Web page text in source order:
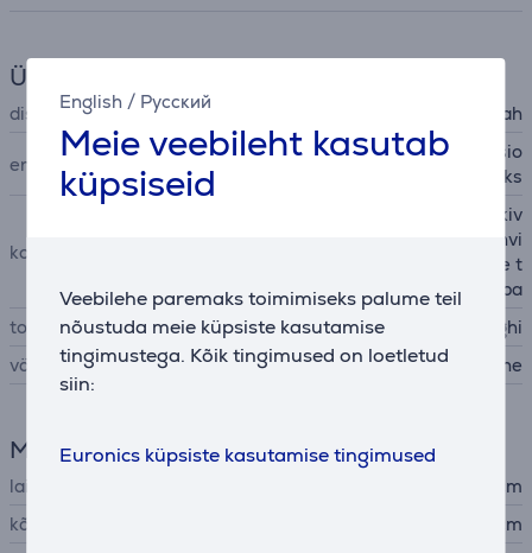
English / Русский
Meie veebileht kasutab
küpsiseid
Veebilehe paremaks toimimiseks palume teil
nõustuda meie küpsiste kasutamise
tingimustega. Kõik tingimused on loetletud
siin:
Euronics küpsiste kasutamise tingimused
Üldine parameeter
displei Jah
eriomadused
LatteCrema Hot, x2 funktsio
on topeltespresso jaoks
komplektis
piimaanum, veefilter, katlakiv
ivahend, eeljahvatatud kohvi
mõõtelusikas, veekareduse t
estriba
tootja
DeLonghi
värv
hõbedane
Mõõtmed
laius
24 cm
kõrgus
35 cm